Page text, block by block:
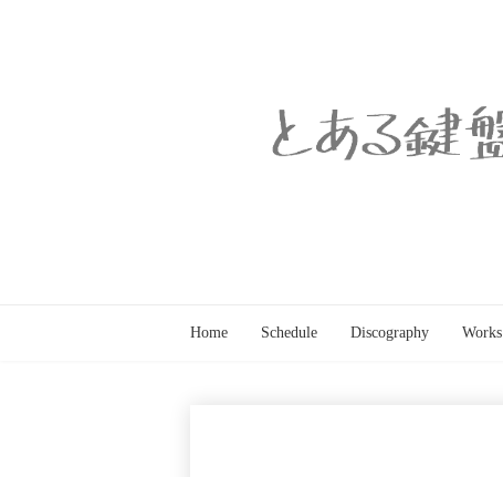
Home Schedule Discography Works